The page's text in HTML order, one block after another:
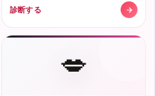
診断する
💋